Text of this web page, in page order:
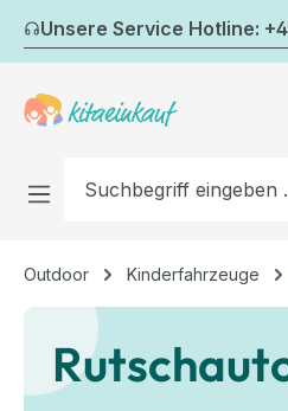
Zum Hauptinhalt springen
Unsere Service Hotline:
Outdoor Kinderfahrzeuge